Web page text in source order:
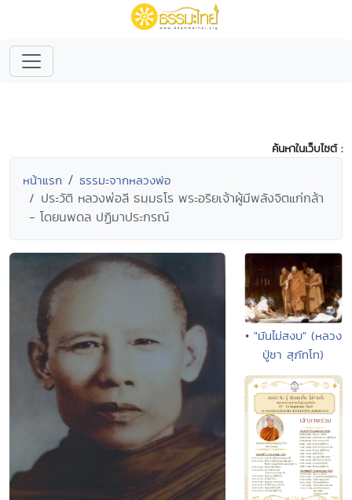
ค้นหาในเว็บไซต์ :
หน้าแรก ธรรมะจากหลวงพ่อ
ประวัติ หลวงพ่อลี ธมฺมธโร พระอริยเจ้าผู้มีพลังจิตแก่กล้า
- โดยนพดล ปฏิมาประกรณ์
• "มันไม่สงบ" (หลวง
ปู่ชา สุภัทโท)